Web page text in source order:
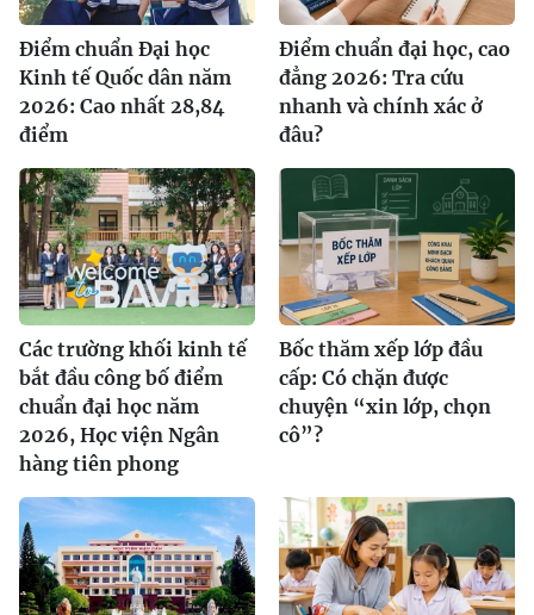
Điểm chuẩn Đại học
Kinh tế Quốc dân năm
2026: Cao nhất 28,84
điểm
Điểm chuẩn đại học, cao
đẳng 2026: Tra cứu
nhanh và chính xác ở
đâu?
Các trường khối kinh tế
bắt đầu công bố điểm
chuẩn đại học năm
2026, Học viện Ngân
hàng tiên phong
Bốc thăm xếp lớp đầu
cấp: Có chặn được
chuyện “xin lớp, chọn
cô”?